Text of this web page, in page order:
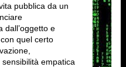
pubblica da un
dall’oggetto e
quel certo
empatica